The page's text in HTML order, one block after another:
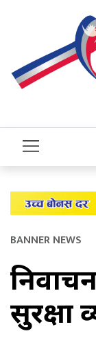
BANNER NEWS
सुरक्षा